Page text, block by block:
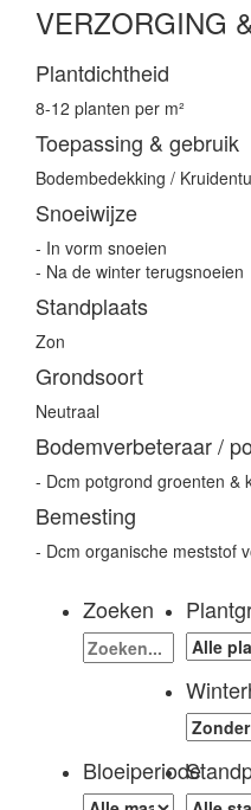
VERZORGING
Plantdichtheid
8-12 planten per m²
Toepassing & gebruik
Bodembedekking /
Snoeiwijze
- In vorm snoeien
- Na de winter terugsnoeien
Standplaats
Zon
Grondsoort
Neutraal
Bodemverbeteraar /
- Dcm potgrond groenten &
Bemesting
- Dcm organische meststof
Zoeken
Bloeiperiode